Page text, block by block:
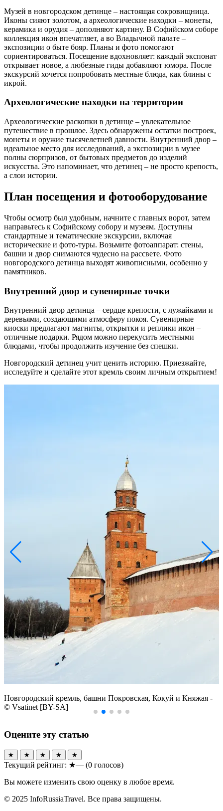
Музей в новгородском детинце – настоящая сокровищница.
Иконы сияют золотом, а археологические находки – монеты,
керамика и орудия – дополняют картину. В Софийском соборе
коллекция икон впечатляет, а во Владычной палате –
экспозиции о быте бояр. Планы и фото помогают
сориентироваться. Посещение вдохновляет: каждый экспонат
открывает новое, а любезные гиды добавляют юмора. После
экскурсий хочется попробовать местные блюда, как блины с
икрой.
Археологические находки на территории
Археологические раскопки в детинце – увлекательное
путешествие в прошлое. Здесь обнаружены остатки построек,
монеты и оружие тысячелетней давности. Внутренний двор –
идеальное место для исследований, а экспозиции в музее
полны сюрпризов, от бытовых предметов до изделий
искусства. Это напоминает, что детинец – не просто крепость,
а слои истории.
План посещения и фотооборудование
Чтобы осмотр был удобным, начните с главных ворот, затем
направьтесь к Софийскому собору и музеям. Доступны
стандартные и тематические экскурсии, включая
исторические и фото-туры. Возьмите фотоаппарат: стены,
башни и двор снимаются чудесно на рассвете. Фото
новгородского детинца выходят живописными, особенно у
памятников.
Внутренний двор и сувенирные точки
Внутренний двор детинца – сердце крепости, с лужайками и
деревьями, создающими атмосферу покоя. Сувенирные
киоски предлагают магниты, открытки и реплики икон –
отличные подарки. Рядом можно перекусить местными
блюдами, чтобы продолжить изучение без спешки.
Новгородский детинец учит ценить историю. Приезжайте,
исследуйте и сделайте этот кремль своим личным открытием!
Новгородский кремль, башни Покровская, Кокуй и Княжая -
© Vsatinet [BY-SA]
Оцените эту статью
★ ★ ★ ★ ★
Текущий рейтинг: ★— (0 голосов)
Вы можете изменить свою оценку в любое время.
© 2025 InfoRussiaTravel. Все права защищены.